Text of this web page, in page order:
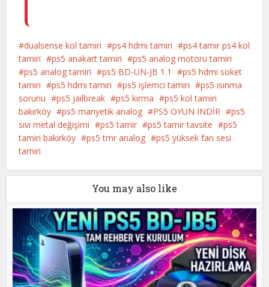
dualsense kol tamiri ps4 hdmı tamiri
ps4 tamir ps4 kol
tamiri
ps5 anakart tamiri
ps5 analog motoru tamiri
ps5 analog tamiri
ps5 BD-UN-JB 1.1
ps5 hdmi soket
tamiri
ps5 hdmı tamiri ps5 işlemci tamiri
ps5 ısınma
sorunu
ps5 jailbreak ps5 kırma
ps5 kol tamiri
bakırköy
ps5 manyetik analog PS5 OYUN İNDİR
ps5
sıvı metal değişimi
ps5 tamir ps5 tamir tavsite
ps5
tamiri bakırköy
ps5 tmr analog
ps5 yüksek fan sesi
tamiri
You may also like